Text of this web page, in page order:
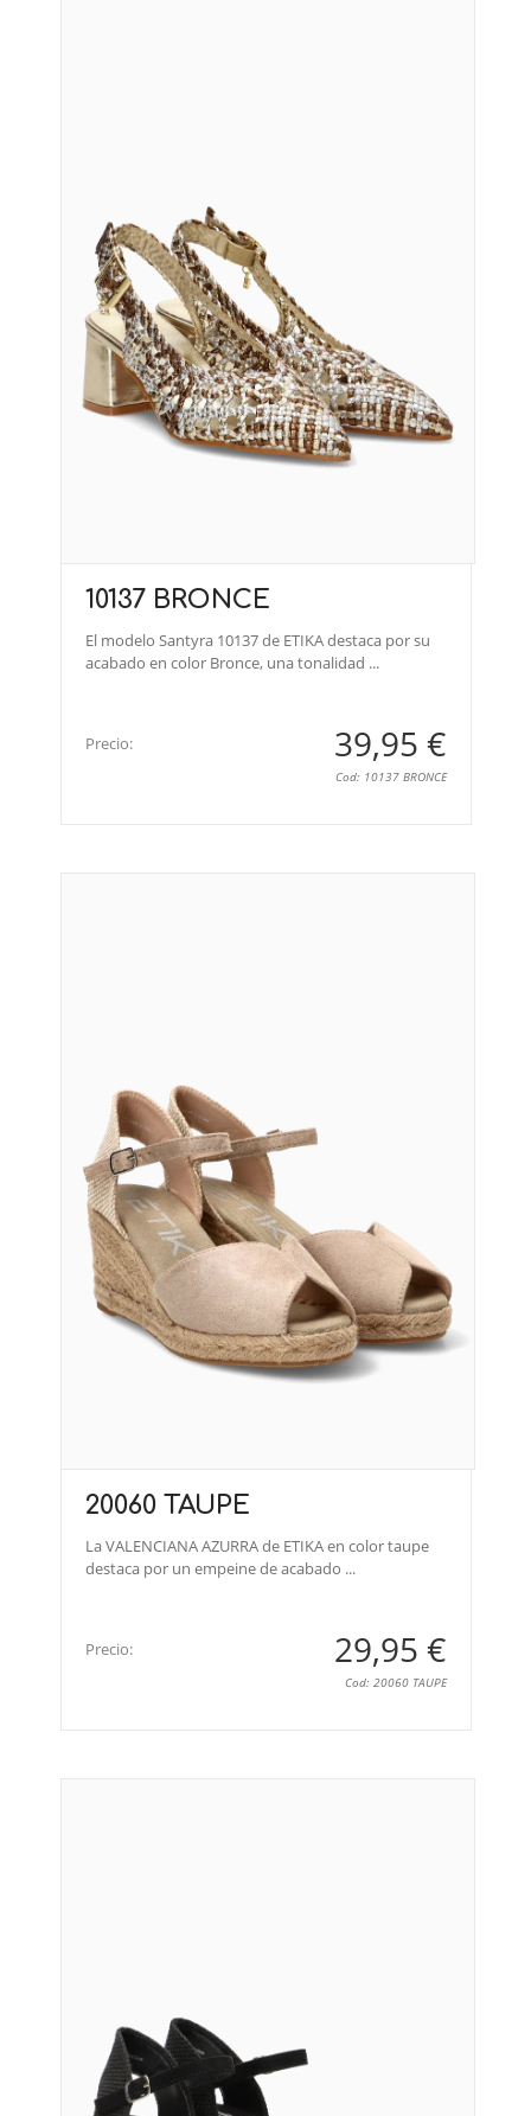
10137 BRONCE
El modelo Santyra 10137 de ETIKA destaca por su
acabado en color Bronce, una tonalidad ...
Precio: 39,95 €
Cod: 10137 BRONCE
20060 TAUPE
La VALENCIANA AZURRA de ETIKA en color taupe
destaca por un empeine de acabado ...
Precio: 29,95 €
Cod: 20060 TAUPE